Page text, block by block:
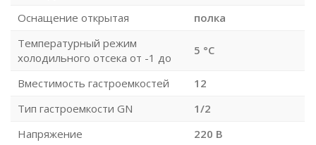
Оснащение открытая
полка
Температурный режим
холодильного отсека от -1 до
5 °C
Вместимость гастроемкостей
12
Тип гастроемкости GN
1/2
Напряжение
220 В